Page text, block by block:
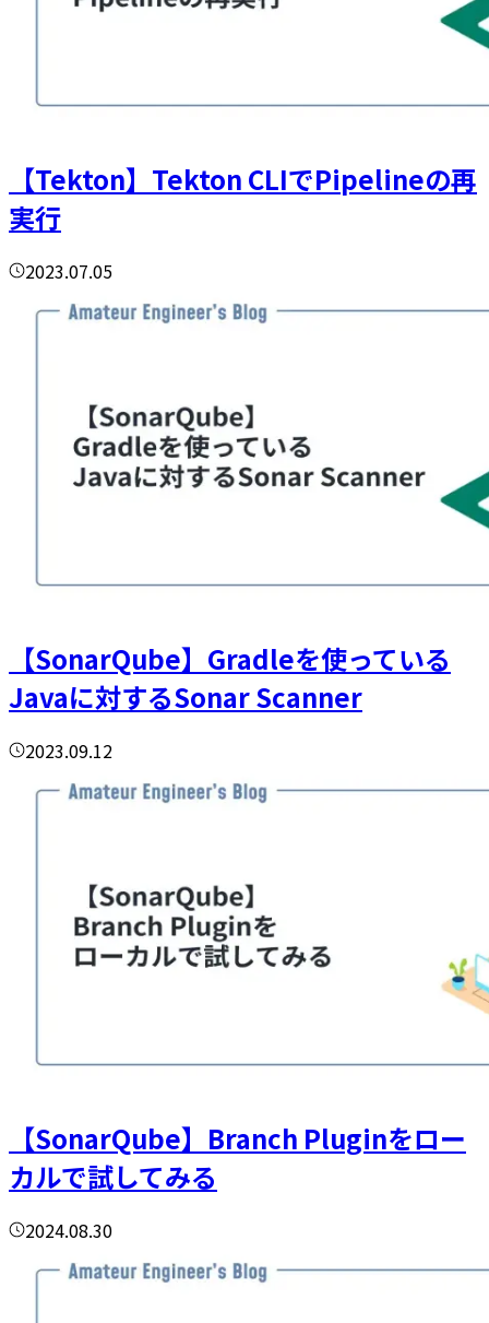
【Tekton】Tekton CLIでPipelineの再
実行
2023.07.05
【SonarQube】Gradleを使っている
Javaに対するSonar Scanner
2023.09.12
【SonarQube】Branch Pluginをロー
カルで試してみる
2024.08.30